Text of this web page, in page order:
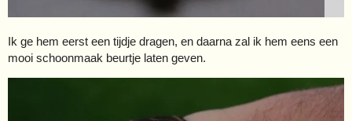
Ik ge hem eerst een tijdje dragen, en daarna zal ik hem eens een
mooi schoonmaak beurtje laten geven.